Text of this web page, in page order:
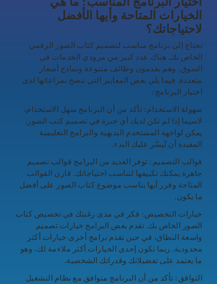
الخيارات المتاحة وأيها الأفضل
لاحتياجاتك؟
تحتاج إلى برنامج مناسب لتصميم كتاب الصور الرقمي
الخاص بك. هناك عدد كبير من مزودي الخدمات في
السوق، وهم يقدمون وظائف متنوعة ونماذج أسعار
متعددة. فيما يلي بعض المعايير التي ننصح بمراعاتها لدى
اختيار البرنامج:
سهولة الاستخدام: تأكد من أن البرنامج سهل الاستخدام،
لاسيما إذا لم تكن لديك أي خبرة في تصميم كتب الصور.
يمكن لواجهة المستخدم البديهية والبرامج التعليمية
المفيدة أن تُيسّر عليك البدء.
قوالب التصميم: توفر العديد من البرامج قوالب تصميم
جاهزة يمكنك تكييفها لتناسب احتياجاتك. قارن القوالب
المتاحة وقرر أيها يناسب موضوع كتاب الصور على أفضل
ما يكون.
خيارات التخصيص: فكر في مدى رغبتك في تخصيص كتاب
الصور الخاص بك. تقدم بعض البرامج خيارات تصميم
واسعة النطاق، في حين تقدم برامج أخرى خيارات أكثر
محدودية. ربما تكون إحدى الخيارات أكثر ملاءمة لك، وهو
ما يعتمد على تفضيلاتك وقدراتك الشخصية.
التوافق: تأكد من أن البرنامج متوافق مع نظام التشغيل